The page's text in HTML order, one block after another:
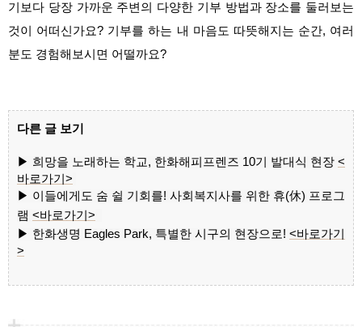
기보다 당장 가까운 주변의 다양한 기부 방법과 장소를 둘러보는
것이 어떠신가요? 기부를 하는 내 마음도 따뜻해지는 순간, 여러
분도 경험해보시면 어떨까요?
다른 글 보기
▶ 희망을 노래하는 학교, 한화해피프렌즈 10기 발대식 현장 <
바로가기>
▶ 이들에게도 숨 쉴 기회를! 사회복지사를 위한 휴(休) 프로그
램 <바로가기>
▶ 한화생명 Eagles Park, 특별한 시구의 현장으로! <바로가기
>